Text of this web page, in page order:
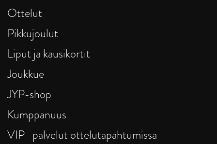
Ottelut
Pikkujoulut
Liput ja kausikortit
Joukkue
JYP-shop
Kumppanuus
VIP -palvelut ottelutapahtumissa